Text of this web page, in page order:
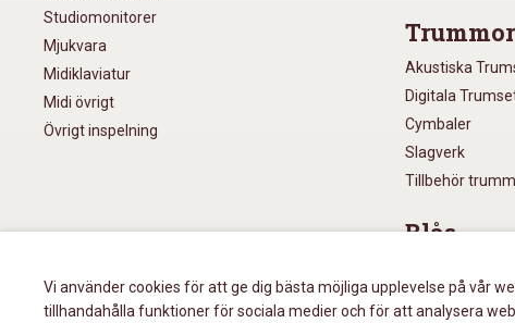
Studiomonitorer
Mjukvara
Midiklaviatur
Midi övrigt
Övrigt inspelning
Trummor
Akustiska
Digitala
Cymbaler
Slagverk
Tillbehör
Blås
Blåsinstrument
Vi använder cookies för att ge dig bästa möjliga upplevelse på vår
tillhandahålla funktioner för sociala medier och för att analysera